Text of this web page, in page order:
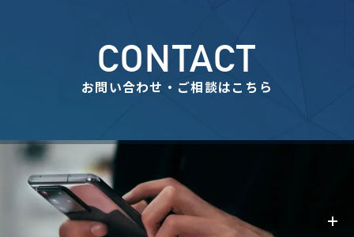
CONTACT
お問い合わせ・ご相談はこちら
事業内容